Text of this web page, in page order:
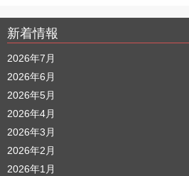
新着情報
2026年7月
2026年6月
2026年5月
2026年4月
2026年3月
2026年2月
2026年1月